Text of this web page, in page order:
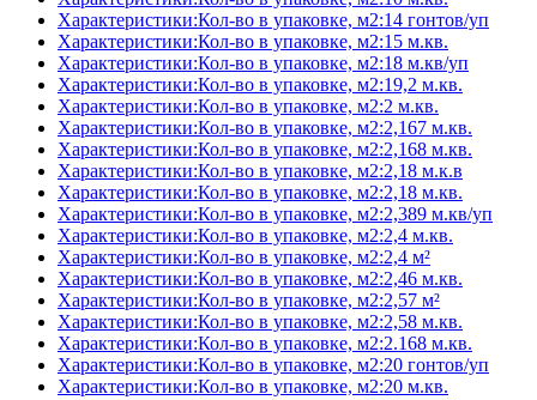
Характеристики:Кол-во в упаковке, м2:14 гонтов/уп
Характеристики:Кол-во в упаковке, м2:15 м.кв.
Характеристики:Кол-во в упаковке, м2:18 м.кв/уп
Характеристики:Кол-во в упаковке, м2:19,2 м.кв.
Характеристики:Кол-во в упаковке, м2:2 м.кв.
Характеристики:Кол-во в упаковке, м2:2,167 м.кв.
Характеристики:Кол-во в упаковке, м2:2,168 м.кв.
Характеристики:Кол-во в упаковке, м2:2,18 м.к.в
Характеристики:Кол-во в упаковке, м2:2,18 м.кв.
Характеристики:Кол-во в упаковке, м2:2,389 м.кв/уп
Характеристики:Кол-во в упаковке, м2:2,4 м.кв.
Характеристики:Кол-во в упаковке, м2:2,4 м²
Характеристики:Кол-во в упаковке, м2:2,46 м.кв.
Характеристики:Кол-во в упаковке, м2:2,57 м²
Характеристики:Кол-во в упаковке, м2:2,58 м.кв.
Характеристики:Кол-во в упаковке, м2:2.168 м.кв.
Характеристики:Кол-во в упаковке, м2:20 гонтов/уп
Характеристики:Кол-во в упаковке, м2:20 м.кв.